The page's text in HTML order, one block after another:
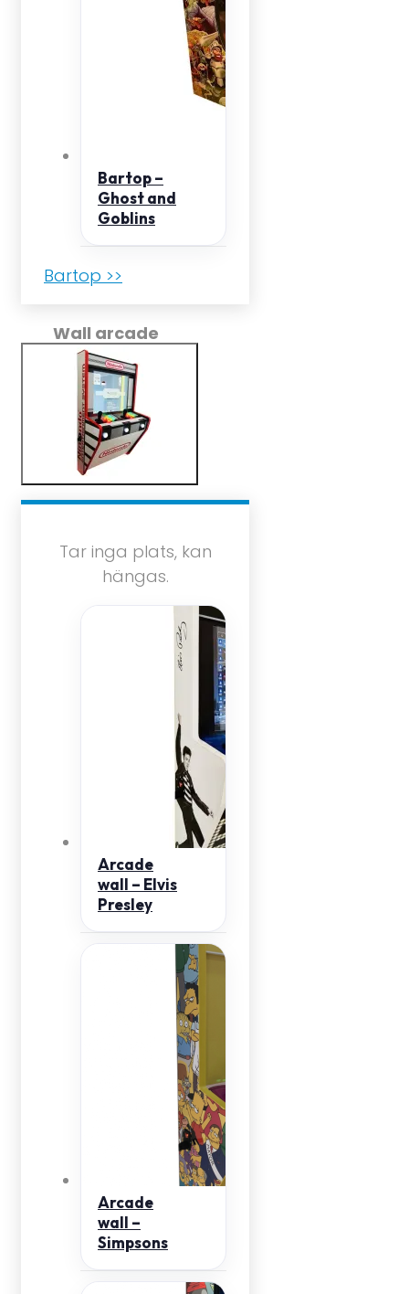
Bartop –
Ghost and
Goblins
Bartop >>
Wall arcade
Tar inga plats, kan
hängas.
Arcade
wall – Elvis
Presley
Arcade
wall –
Simpsons